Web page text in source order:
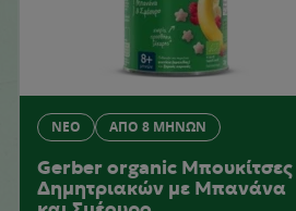
ΝΈΟ ΑΠΌ 8 ΜΗΝΏΝ
Gerber organic Μπουκίτσες
Δημητριακών με Μπανάνα